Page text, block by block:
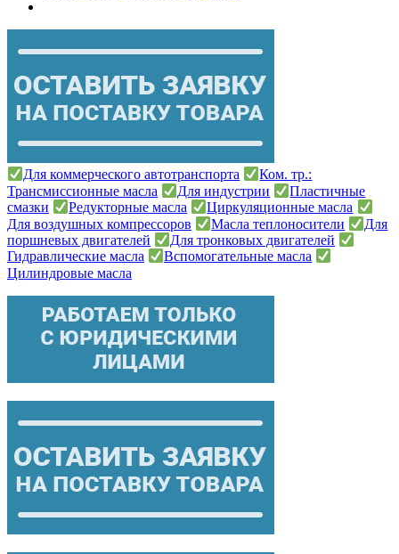
Для коммерческого автотранспорта
Ком. тр.:
Трансмиссионные масла
Для индустрии
Пластичные
смазки
Редукторные масла
Циркуляционные масла
Для воздушных компрессоров
Масла теплоносители
Для
поршневых двигателей
Для тронковых двигателей
Гидравлические масла
Вспомогательные масла
Цилиндровые масла